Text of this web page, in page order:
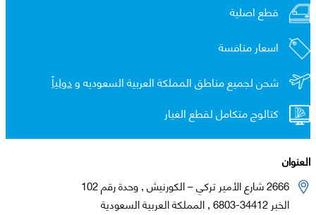
قطع اصلية
اسعار منافسة
شحن لجميع مناطق المملكة العربية السعوديه ودولياً
كتالوج متكامل لقطع الغيار
العنوان
2666 شارع الأمير تركي – الكورنيش , وحدة رقم 102
الخبر 34412-6803 , المملكة العربية السعودية